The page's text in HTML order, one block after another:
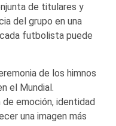
de titulares y
del grupo en una
futbolista puede
de los himnos
el Mundial.
emoción, identidad
una imagen más